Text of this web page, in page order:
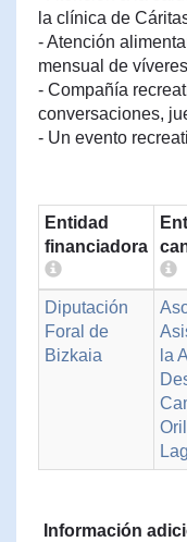
la clínica de
- Atención
mensual de
- Compañía
conversaciones,
- Un evento
Entidad
financiadora
Diputación
Foral de
Bizkaia
la
Información